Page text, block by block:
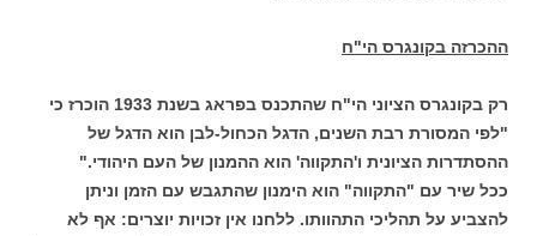
ההכרזה בקונגרס הי"ח
רק בקונגרס הציוני הי"ח שהתכנס בפראג בשנת 1933 הוכרז כי
"לפי המסורת רבת השנים, הדגל הכחול-לבן הוא הדגל של
ההסתדרות הציונית ו'התקווה' הוא ההמנון של העם היהודי."
ככל שיר עם "התקווה" הוא הימנון שהתגבש עם הזמן וניתן
להצביע על תהליכי התהוותו. ללחנו אין זכויות יוצרים: אף לא